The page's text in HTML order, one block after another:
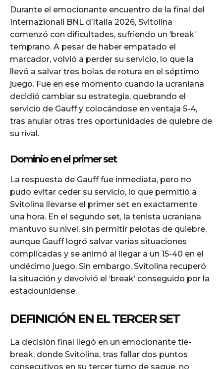
Durante el emocionante encuentro de la final del
Internazionali BNL d’Italia 2026, Svitolina
comenzó con dificultades, sufriendo un ‘break’
temprano. A pesar de haber empatado el
marcador, volvió a perder su servicio, lo que la
llevó a salvar tres bolas de rotura en el séptimo
juego. Fue en ese momento cuando la ucraniana
decidió cambiar su estrategia, quebrando el
servicio de Gauff y colocándose en ventaja 5-4,
tras anular otras tres oportunidades de quiebre de
su rival.
Dominio en el primer set
La respuesta de Gauff fue inmediata, pero no
pudo evitar ceder su servicio, lo que permitió a
Svitolina llevarse el primer set en exactamente
una hora. En el segundo set, la tenista ucraniana
mantuvo su nivel, sin permitir pelotas de quiebre,
aunque Gauff logró salvar varias situaciones
complicadas y se animó al llegar a un 15-40 en el
undécimo juego. Sin embargo, Svitolina recuperó
la situación y devolvió el ‘break’ conseguido por la
estadounidense.
DEFINICIÓN EN EL TERCER SET
La decisión final llegó en un emocionante tie-
break, donde Svitolina, tras fallar dos puntos
consecutivos en su tercer turno de saque, no